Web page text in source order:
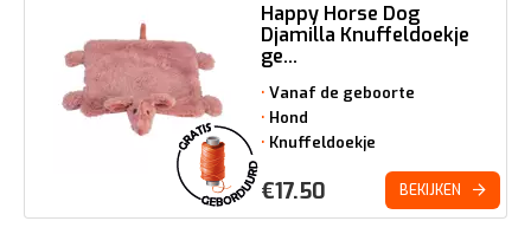
Happy Horse Dog
Djamilla Knuffeldoekje
ge...
Vanaf de geboorte
Hond
Knuffeldoekje
€17.50 BEKIJKEN